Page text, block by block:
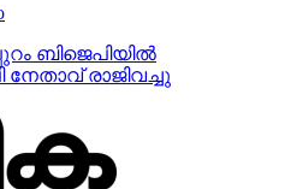
ബിജെപിയില്‍
നേതാവ് രാജിവച്ചു